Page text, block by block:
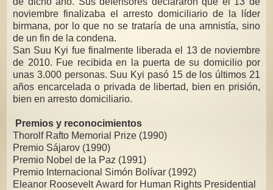
noviembre finalizaba el arresto domiciliario de la líder
birmana, por lo que no se trataría de una amnistía, sino
de un fin de la condena.
San Suu Kyi fue finalmente liberada el 13 de noviembre
de 2010. Fue recibida en la puerta de su domicilio por
unas 3.000 personas. Suu Kyi pasó 15 de los últimos 21
años encarcelada o privada de libertad, bien en prisión,
bien en arresto domiciliario.
Premios y reconocimientos
Thorolf Rafto Memorial Prize (1990)
Premio Sájarov (1990)
Premio Nobel de la Paz (1991)
Premio Internacional Simón Bolívar (1992)
Eleanor Roosevelt Award for Human Rights Presidential